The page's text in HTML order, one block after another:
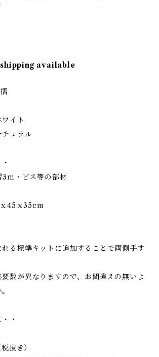
available
イト
ュラル
ｍ・ビス等の部材
ｘ45ｘ35cm
る標準キットに追加することで両側手す
数が異なりますので、お間違えの無いよ
・
抜き）